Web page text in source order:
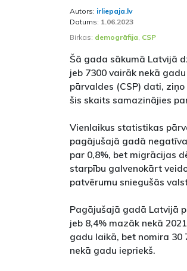
Autors: irliepaja.lv
Datums: 1.06.2023
Birkas: demogrāfija, CSP
Šā gada sākumā Latvijā
jeb 7300 vairāk nekā
pārvaldes (CSP) dati,
šis skaits samazinājies
Vienlaikus statistikas
pagājušajā gadā
par 0,8%, bet migrācijas
starpību galvenokārt
patvērumu sniegušās
Pagājušajā gadā Latvijā
jeb 8,4% mazāk nekā
gadu laikā, bet nomira 30
nekā gadu iepriekš.